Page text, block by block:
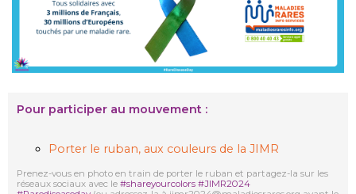
Pour participer au mouvement :
Porter le ruban, aux couleurs de la JIMR
Prenez-vous en photo en train de porter le ruban et partagez-la sur les
réseaux sociaux avec le#shareyourcolors #JIMR2024